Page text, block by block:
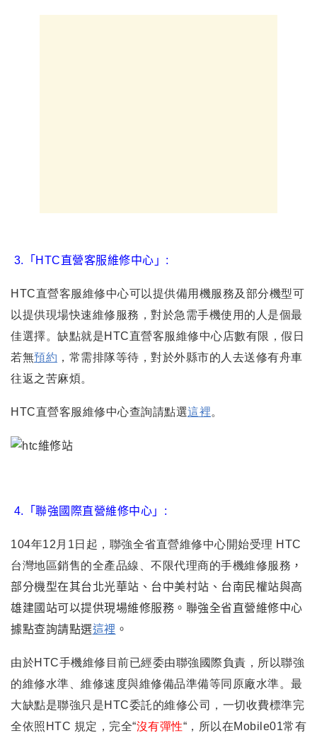
3. 「HTC直營客服維修中心」 :
HTC直營客服維修中心可以提供備用機服務及 部分機型可
以提供現場快速維修服務 ，對於急需手機使用的人是個最
佳選擇。 缺點就是HTC直營客服維修中心店數有限 ，假日
若無預約 ， 常需排隊等待，對於外縣市的人去送修有舟車
往返之苦麻煩。
HTC直營客服維修中心查詢請點選這裡。
4. 「聯強國際直營維修中心」 :
104年12月1日起，聯強全省直營維修中心開始受理 HTC
台灣地區銷售的全產品線、不限代理商的手機維修服務 ，
部分機型在其台北光華站 、 台中美村站 、台南民權站與高
雄建國站可以提供現場維修服務 。 聯強全省直營維修中心
據點查詢請點選這裡 。
由於HTC手機維修目前已經委由聯強國際負責 ，所以聯強
的維修水準 、維修速度與維修備品準備等同原廠水準。最
大缺點是聯強只是HTC委託的維修公司
，一切收費標準完
全依照HTC 規定 ，完全“沒有彈性“ ，所以在Mobile01常有